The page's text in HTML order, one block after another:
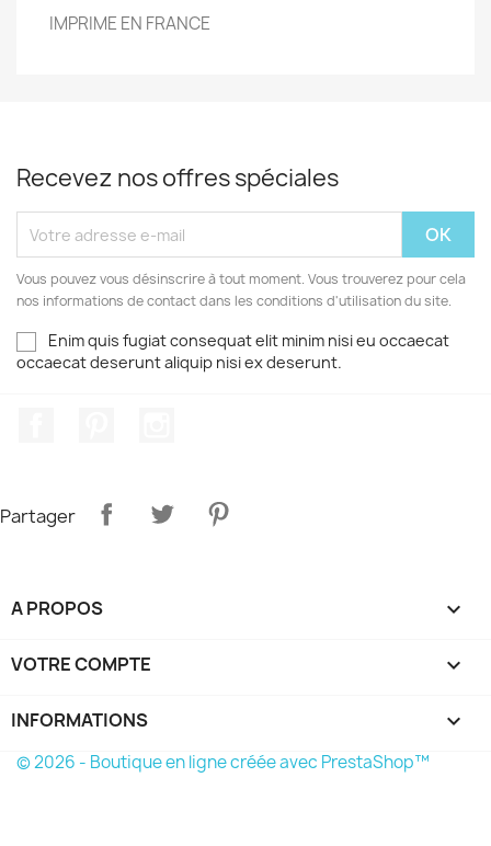
IMPRIME EN FRANCE
Recevez nos offres spéciales
Vous pouvez vous désinscrire à tout moment. Vous trouverez pour cela
nos informations de contact dans les conditions d'utilisation du site.
Enim quis fugiat consequat elit minim nisi eu occaecat
occaecat deserunt aliquip nisi ex deserunt.
Partager
A PROPOS 
VOTRE COMPTE 
INFORMATIONS keyboard_arrow_down
© 2026 - Boutique en ligne créée avec PrestaShop™